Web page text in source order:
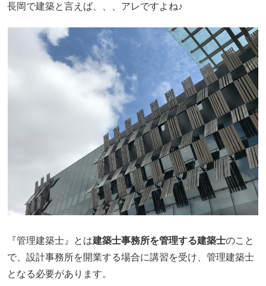
長岡で建築と言えば、、、アレですよね♪
『管理建築士』とは建築士事務所を管理する建築士のこと
で、設計事務所を開業する場合に講習を受け、管理建築士
となる必要があります。